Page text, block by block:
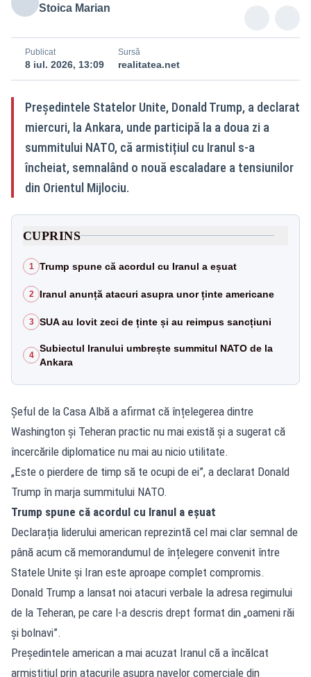
Stoica Marian
Publicat
8 iul. 2026, 13:09
Sursă
realitatea.net
Președintele Statelor Unite, Donald Trump, a declarat
miercuri, la Ankara, unde participă la a doua zi a
summitului NATO, că armistițiul cu Iranul s-a
încheiat, semnalând o nouă escaladare a tensiunilor
din Orientul Mijlociu.
CUPRINS
1 Trump spune că acordul cu Iranul a eșuat
2 Iranul anunță atacuri asupra unor ținte americane
3 SUA au lovit zeci de ținte și au reimpus sancțiuni
4
Subiectul Iranului umbrește summitul NATO de la
Ankara
Șeful de la Casa Albă a afirmat că înțelegerea dintre
Washington și Teheran practic nu mai există și a sugerat că
încercările diplomatice nu mai au nicio utilitate.
„Este o pierdere de timp să te ocupi de ei”, a declarat Donald
Trump în marja summitului NATO.
Trump spune că acordul cu Iranul a eșuat
Declarația liderului american reprezintă cel mai clar semnal de
până acum că memorandumul de înțelegere convenit între
Statele Unite și Iran este aproape complet compromis.
Donald Trump a lansat noi atacuri verbale la adresa regimului
de la Teheran, pe care l-a descris drept format din „oameni răi
și bolnavi”.
Președintele american a mai acuzat Iranul că a încălcat
armistițiul prin atacurile asupra navelor comerciale din